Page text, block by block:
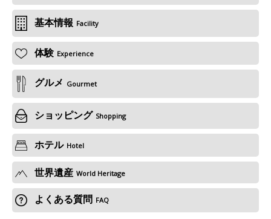
基本情報 Facility
体験 Experience
グルメ Gourmet
ショッピング Shopping
ホテル Hotel
世界遺産 World Heritage
よくある質問 FAQ